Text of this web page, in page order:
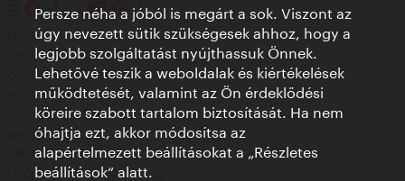
Kapcsolat
Credits
Adatvédelmi nyilatkozat
Terms of Use
Megközelíthetőség
Sajtókapcsolat
Sütik beállítása
© Copyright WienTourismus
Persze néha a jóból is megárt a sok. Viszont az
úgy nevezett sütik szükségesek ahhoz, hogy a
legjobb szolgáltatást nyújthassuk Önnek.
Lehetővé teszik a weboldalak és kiértékelések
működtetését, valamint az Ön érdeklődési
köreire szabott tartalom biztosítását. Ha nem
óhajtja ezt, akkor módosítsa az
alapértelmezett beállításokat a „Részletes
beállítások“ alatt.